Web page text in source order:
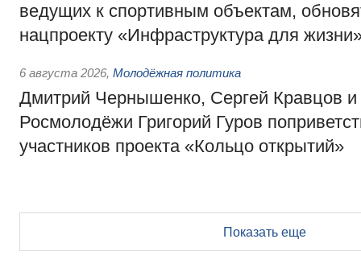
ведущих к спортивным объектам,
нацпроекту «Инфраструктура для
6 августа 2026, Молодёжная политика
Дмитрий Чернышенко, Сергей Кравцов и
Росмолодёжи Григорий Гуров
участников проекта «Кольцо открытий»
Показать еще